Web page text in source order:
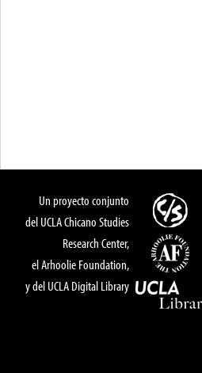
Un proyecto conjunto
del UCLA Chicano Studies
Research Center,
el Arhoolie Foundation,
y del UCLA Digital Library